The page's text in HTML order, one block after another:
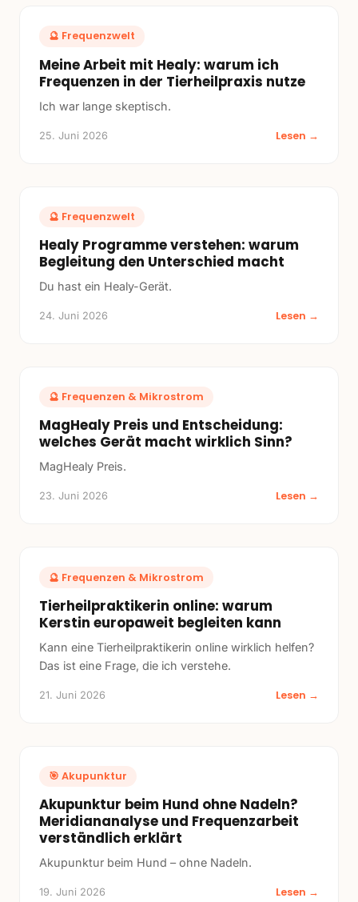
🔮 Frequenzwelt
Meine Arbeit mit Healy: warum ich
Frequenzen in der Tierheilpraxis nutze
Ich war lange skeptisch.
25. Juni 2026 Lesen →
🔮 Frequenzwelt
Healy Programme verstehen: warum
Begleitung den Unterschied macht
Du hast ein Healy-Gerät.
24. Juni 2026 Lesen →
🔮 Frequenzen & Mikrostrom
MagHealy Preis und Entscheidung:
welches Gerät macht wirklich Sinn?
MagHealy Preis.
23. Juni 2026 Lesen →
🔮 Frequenzen & Mikrostrom
Tierheilpraktikerin online: warum
Kerstin europaweit begleiten kann
Kann eine Tierheilpraktikerin online wirklich helfen?
Das ist eine Frage, die ich verstehe.
21. Juni 2026 Lesen →
🎯 Akupunktur
Akupunktur beim Hund ohne Nadeln?
Meridiananalyse und Frequenzarbeit
verständlich erklärt
Akupunktur beim Hund – ohne Nadeln.
19. Juni 2026 Lesen →